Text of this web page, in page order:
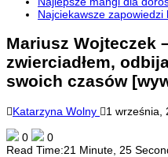
Najciekawsze
Mariusz Wojteczek
zwierciadłem,
swoich czasów
Katarzyna Wolny 1 września,
0
0
Read Time:21 Minute, 25